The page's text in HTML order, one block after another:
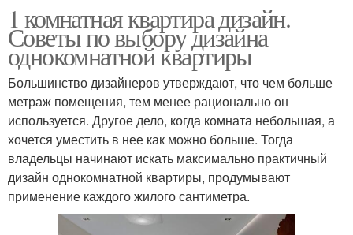
1 комнатная квартира дизайн.
Советы по выбору дизайна
однокомнатной квартиры
Большинство дизайнеров утверждают, что чем больше
метраж помещения, тем менее рационально он
используется. Другое дело, когда комната небольшая, а
хочется уместить в нее как можно больше. Тогда
владельцы начинают искать максимально практичный
дизайн однокомнатной квартиры, продумывают
применение каждого жилого сантиметра.